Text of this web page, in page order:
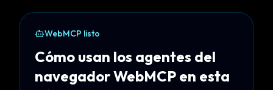
WebMCP listo
Cómo usan los agentes del
navegador WebMCP en esta